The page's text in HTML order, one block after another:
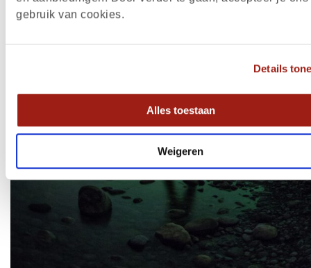
gebruik van cookies.
Details
Alles toestaan
Weigeren